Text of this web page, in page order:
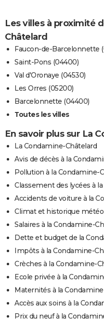
Les villes à proximité
Châtelard
Faucon-de-Barcelonnette
Saint-Pons (04400)
Val d'Oronaye (04530)
Les Orres (05200)
Barcelonnette (04400)
Toutes les villes
En savoir plus sur La
La Condamine-Châtelard
Avis de décès à la
Pollution à la Condamine-
Classement des lycées à
Accidents de voiture à la
Climat et historique
Salaires à la Condamine-
Dette et budget de la
Impôts à la Condamine-
Crèches à la Condamine-
Ecole privée à la
Maternités à la
Accès aux soins à la
Prix du neuf à la